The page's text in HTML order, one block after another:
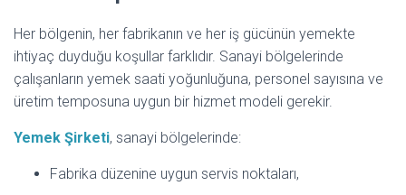
Her bölgenin, her fabrikanın ve her iş gücünün yemekte
ihtiyaç duyduğu koşullar farklıdır. Sanayi bölgelerinde
çalışanların yemek saati yoğunluğuna, personel sayısına ve
üretim temposuna uygun bir hizmet modeli gerekir.
Yemek Şirketi, sanayi bölgelerinde:
Fabrika düzenine uygun servis noktaları,